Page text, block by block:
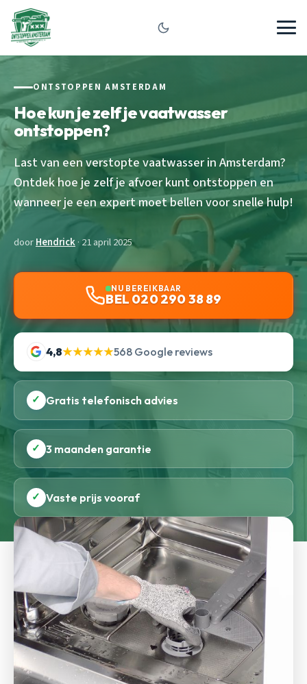
ONTSTOPPEN AMSTERDAM
Hoe kun je zelf je vaatwasser
ontstoppen?
Last van een verstopte vaatwasser in Amsterdam?
Ontdek hoe je zelf je afvoer kunt ontstoppen en
wanneer je een expert moet bellen voor snelle hulp!
doorHendrick· 21 april 2025
NU BEREIKBAAR
BEL 020 290 38 89
4,8★★★★★568 Google reviews
✓ Gratis telefonisch advies
✓ 3 maanden garantie
✓ Vaste prijs vooraf